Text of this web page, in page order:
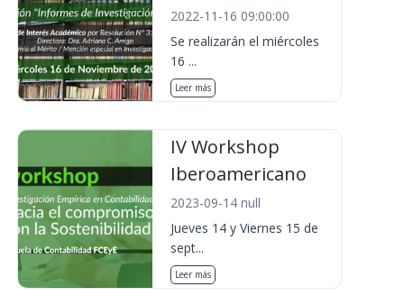
2022-11-16 09:00:00
Se realizarán el miércoles
16 ...
Leer más
IV Workshop
Iberoamericano
2023-09-14 null
Jueves 14 y Viernes 15 de
sept...
Leer más